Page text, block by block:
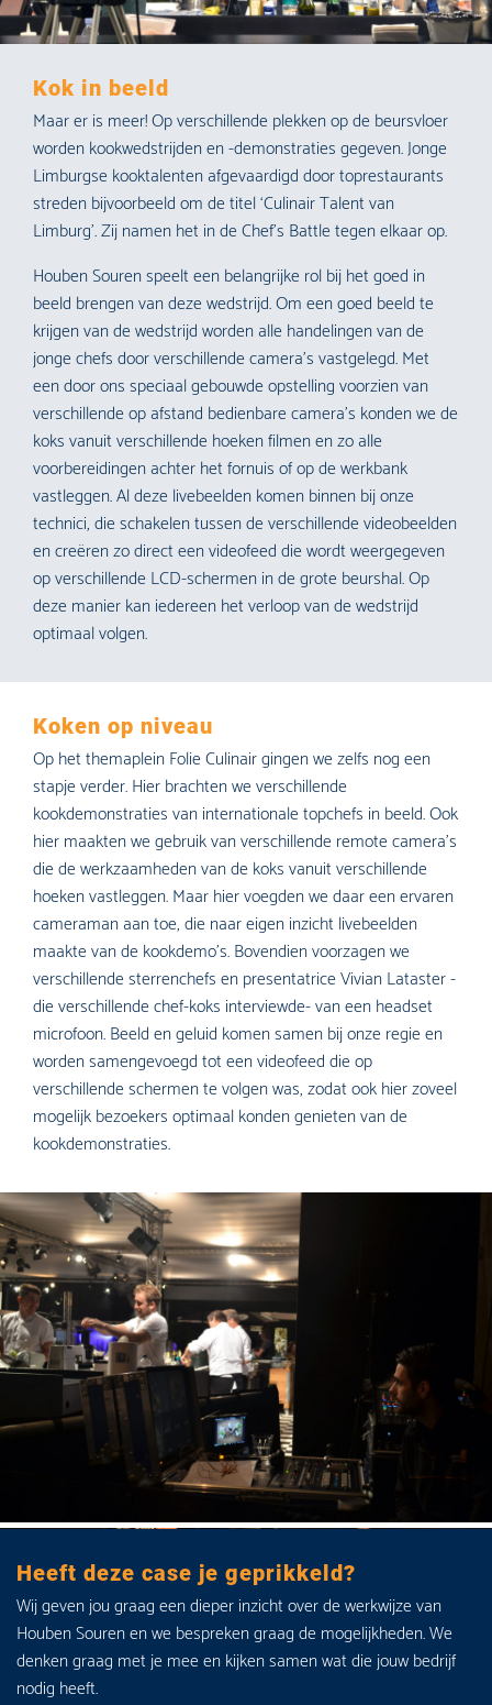
Kok in beeld
Maar er is meer! Op verschillende plekken op de beursvloer
worden kookwedstrijden en -demonstraties gegeven. Jonge
Limburgse kooktalenten afgevaardigd door toprestaurants
streden bijvoorbeeld om de titel ‘Culinair Talent van
Limburg’. Zij namen het in de Chef’s Battle tegen elkaar op.
Houben Souren speelt een belangrijke rol bij het goed in
beeld brengen van deze wedstrijd. Om een goed beeld te
krijgen van de wedstrijd worden alle handelingen van de
jonge chefs door verschillende camera’s vastgelegd. Met
een door ons speciaal gebouwde opstelling voorzien van
verschillende op afstand bedienbare camera’s konden we de
koks vanuit verschillende hoeken filmen en zo alle
voorbereidingen achter het fornuis of op de werkbank
vastleggen. Al deze livebeelden komen binnen bij onze
technici, die schakelen tussen de verschillende videobeelden
en creëren zo direct een videofeed die wordt weergegeven
op verschillende LCD-schermen in de grote beurshal. Op
deze manier kan iedereen het verloop van de wedstrijd
optimaal volgen.
Koken op niveau
Op het themaplein Folie Culinair gingen we zelfs nog een
stapje verder. Hier brachten we verschillende
kookdemonstraties van internationale topchefs in beeld. Ook
hier maakten we gebruik van verschillende remote camera’s
die de werkzaamheden van de koks vanuit verschillende
hoeken vastleggen. Maar hier voegden we daar een ervaren
cameraman aan toe, die naar eigen inzicht livebeelden
maakte van de kookdemo’s. Bovendien voorzagen we
verschillende sterrenchefs en presentatrice Vivian Lataster -
die verschillende chef-koks interviewde- van een headset
microfoon. Beeld en geluid komen samen bij onze regie en
worden samengevoegd tot een videofeed die op
verschillende schermen te volgen was, zodat ook hier zoveel
mogelijk bezoekers optimaal konden genieten van de
kookdemonstraties.
Heeft deze case je geprikkeld?
Wij geven jou graag een dieper inzicht over de werkwijze van
Houben Souren en we bespreken graag de mogelijkheden. We
denken graag met je mee en kijken samen wat die jouw bedrijf
nodig heeft.